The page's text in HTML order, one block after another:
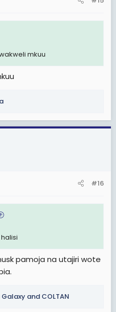
mkuu
#16
pamoja na utajiri wote
and COLTAN